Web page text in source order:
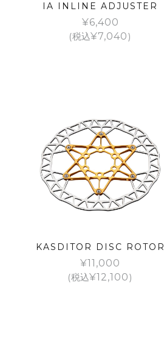
IA INLINE ADJUSTER
¥6,400
(税込¥7,040)
KASDITOR DISC ROTOR
¥11,000
(税込¥12,100)